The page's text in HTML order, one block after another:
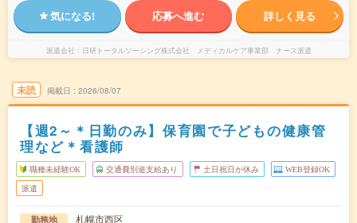
気になる! 応募へ進む 詳しく見る
派遣会社 日研トータルソーシング株式会社 メディカルケア事業部 ナース派遣
未読 掲載日 2026/08/07
【週2～＊日勤のみ】保育園で子どもの健康管
理など＊看護師
職種未経験OK 交通費別途支給あり 土日祝日が休み WEB登録OK
派遣
勤務地
札幌市西区